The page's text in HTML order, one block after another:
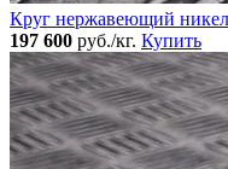
Круг нержавеющий
197 600 руб./кг. Купить